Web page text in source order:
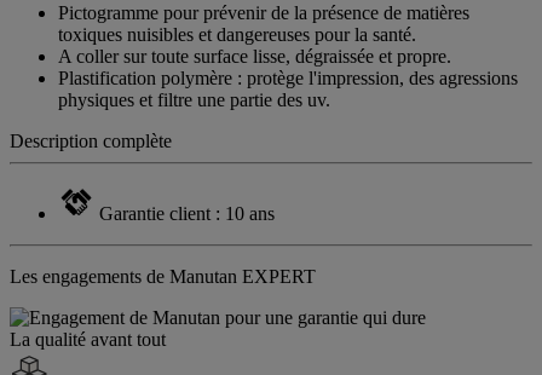
Pictogramme pour prévenir de la présence de matières
toxiques nuisibles et dangereuses pour la santé.
A coller sur toute surface lisse, dégraissée et propre.
Plastification polymère : protège l'impression, des agressions
physiques et filtre une partie des uv.
Description complète
Garantie client : 10 ans
Les engagements de Manutan EXPERT
La qualité avant tout